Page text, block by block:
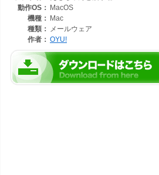
思って作り始めたのが この「えもちゃんと
移動して構成部分のボタンを組み合わせる方
あったりした点も不満でした。
この点は、タブパネル方式である程度解決
今回取り入れたのは、手書きで入力された
時間がかかりますが、探す手間が省けます。
認識アルゴリズムも、「えもちゃんのひらが
動作OS： MacOS
機種： Mac
種類： メールウェア
作者： OYU!